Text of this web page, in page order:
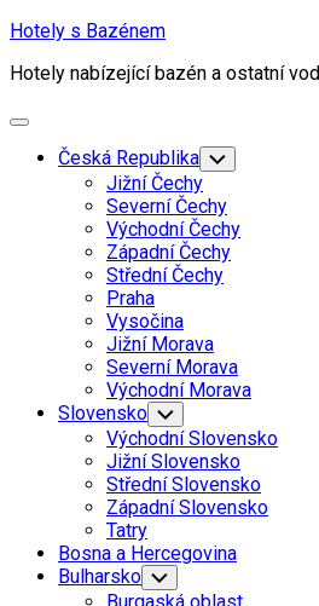
Skip
content
Hotely s Bazénem
Hotely nabízející bazén a ostatní
Expand
Česká Republika Toggle
Child
Menu
Jižní Čechy
Severní Čechy
Východní Čechy
Západní Čechy
Střední Čechy
Praha
Vysočina
Jižní Morava
Severní Morava
Východní Morava
Slovensko Toggle
Child
Menu
Východní Slovensko
Jižní Slovensko
Střední Slovensko
Západní Slovensko
Tatry
Bosna a Hercegovina
Bulharsko Toggle
Child